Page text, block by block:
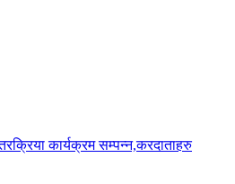
कार्यक्रम सम्पन्न,करदाताहरु